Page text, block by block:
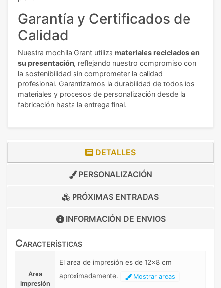
Garantía y Certificados de
Calidad
Nuestra mochila Grant utiliza materiales reciclados en
su presentación, reflejando nuestro compromiso con
la sostenibilidad sin comprometer la calidad
profesional. Garantizamos la durabilidad de todos los
materiales y procesos de personalización desde la
fabricación hasta la entrega final.
DETALLES
PERSONALIZACIÓN
PRÓXIMAS ENTRADAS
INFORMACIÓN DE ENVIOS
Características
Area
impresión
El area de impresión es de 12x8 cm
aproximadamente.
Mostrar areas